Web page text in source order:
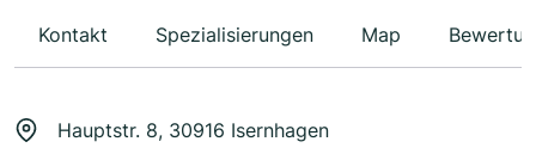
Kontakt Spezialisierungen Map
Hauptstr. 8, 30916 Isernhagen